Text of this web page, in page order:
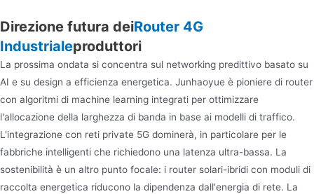
Direzione futura deiRouter 4G
Industrialeproduttori
La prossima ondata si concentra sul networking predittivo basato su
AI e su design a efficienza energetica. Junhaoyue è pioniere di router
con algoritmi di machine learning integrati per ottimizzare
l'allocazione della larghezza di banda in base ai modelli di traffico.
L'integrazione con reti private 5G dominerà, in particolare per le
fabbriche intelligenti che richiedono una latenza ultra-bassa. La
sostenibilità è un altro punto focale: i router solari-ibridi con moduli di
raccolta energetica riducono la dipendenza dall'energia di rete. La